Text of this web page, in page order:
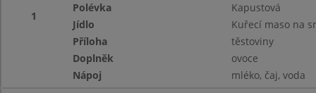
1
Polévka
Kapustová
Jídlo
Kuřecí maso na
Příloha
těstoviny
Doplněk
ovoce
Nápoj
mléko, čaj, voda